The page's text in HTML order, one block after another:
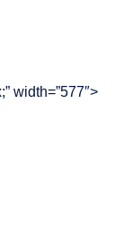
width=”577″>